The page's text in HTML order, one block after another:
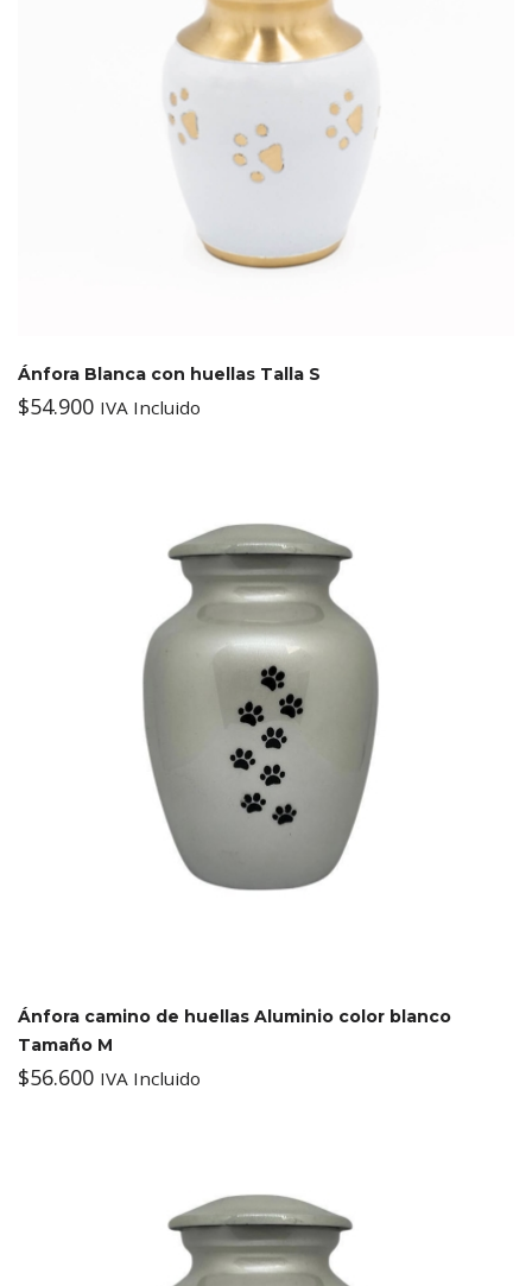
Ánfora Blanca con huellas Talla S
$54.900 IVA Incluido
Ánfora camino de huellas Aluminio color blanco
Tamaño M
$56.600 IVA Incluido